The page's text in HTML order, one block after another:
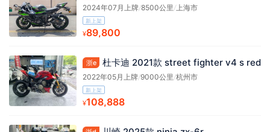
2024年07月上牌/8500公里/上海市
新上架
¥89,800
浙e 杜卡迪 2021款 street fighter v4 s red
2022年05月上牌/9000公里 /杭州市
新上架
¥108,888